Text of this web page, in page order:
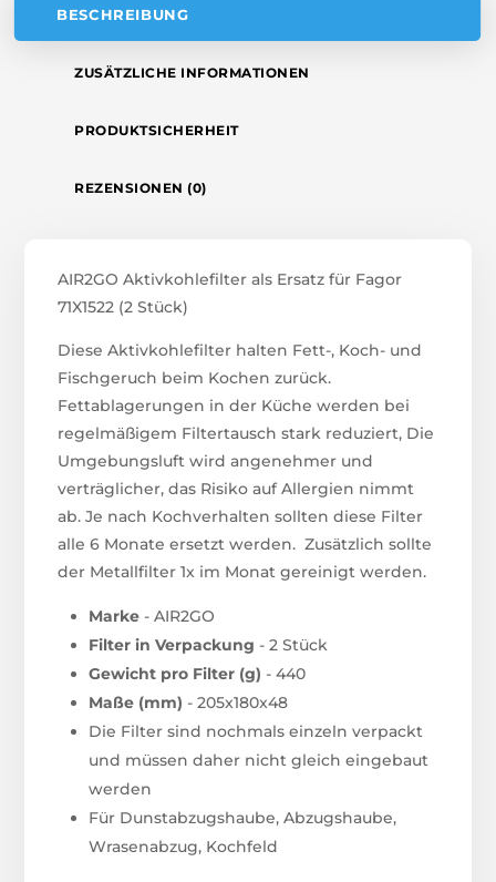
BESCHREIBUNG
ZUSÄTZLICHE INFORMATIONEN
PRODUKTSICHERHEIT
REZENSIONEN (0)
AIR2GO Aktivkohlefilter als Ersatz für Fagor
71X1522 (2 Stück)
Diese Aktivkohlefilter halten Fett-, Koch- und
Fischgeruch beim Kochen zurück.
Fettablagerungen in der Küche werden bei
regelmäßigem Filtertausch stark reduziert, Die
Umgebungsluft wird angenehmer und
verträglicher, das Risiko auf Allergien nimmt
ab. Je nach Kochverhalten sollten diese Filter
alle 6 Monate ersetzt werden. Zusätzlich sollte
der Metallfilter 1x im Monat gereinigt werden.
Marke - AIR2GO
Filter in Verpackung - 2 Stück
Gewicht pro Filter (g) - 440
Maße (mm) - 205x180x48
Die Filter sind nochmals einzeln verpackt
und müssen daher nicht gleich eingebaut
werden
Für Dunstabzugshaube, Abzugshaube,
Wrasenabzug, Kochfeld